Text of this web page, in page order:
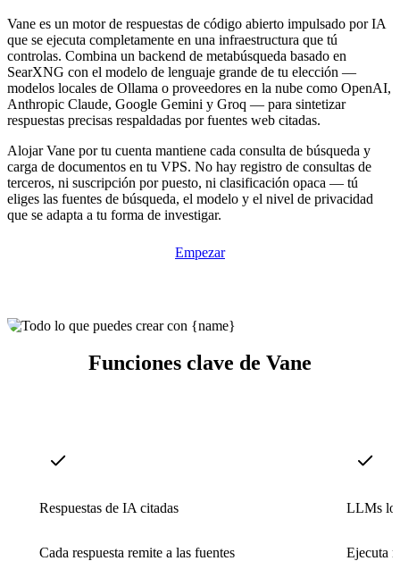
Vane es un motor de respuestas de código abierto impulsado por IA
que se ejecuta completamente en una infraestructura que tú
controlas. Combina un backend de metabúsqueda basado en
SearXNG con el modelo de lenguaje grande de tu elección —
modelos locales de Ollama o proveedores en la nube como OpenAI,
Anthropic Claude, Google Gemini y Groq — para sintetizar
respuestas precisas respaldadas por fuentes web citadas.
Alojar Vane por tu cuenta mantiene cada consulta de búsqueda y
carga de documentos en tu VPS. No hay registro de consultas de
terceros, ni suscripción por puesto, ni clasificación opaca — tú
eliges las fuentes de búsqueda, el modelo y el nivel de privacidad
que se adapta a tu forma de investigar.
Empezar
Funciones clave de Vane
Respuestas de IA citadas
Cada respuesta remite a las fuentes
LLMs
Ejecuta